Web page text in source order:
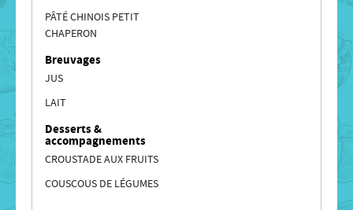
PÂTÉ CHINOIS PETIT
CHAPERON
Breuvages
JUS
LAIT
Desserts &
accompagnements
CROUSTADE AUX FRUITS
COUSCOUS DE LÉGUMES